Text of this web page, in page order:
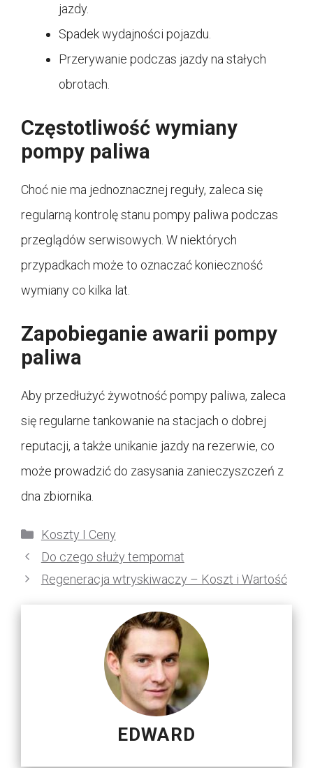
jazdy.
Spadek wydajności pojazdu.
Przerywanie podczas jazdy na stałych
obrotach.
Częstotliwość wymiany
pompy paliwa
Choć nie ma jednoznacznej reguły, zaleca się
regularną kontrolę stanu pompy paliwa podczas
przeglądów serwisowych. W niektórych
przypadkach może to oznaczać konieczność
wymiany co kilka lat.
Zapobieganie awarii pompy
paliwa
Aby przedłużyć żywotność pompy paliwa, zaleca
się regularne tankowanie na stacjach o dobrej
reputacji, a także unikanie jazdy na rezerwie, co
może prowadzić do zasysania zanieczyszczeń z
dna zbiornika.
Kategorie
Koszty I Ceny
Do czego służy tempomat
Regeneracja wtryskiwaczy – Koszt i Wartość
EDWARD